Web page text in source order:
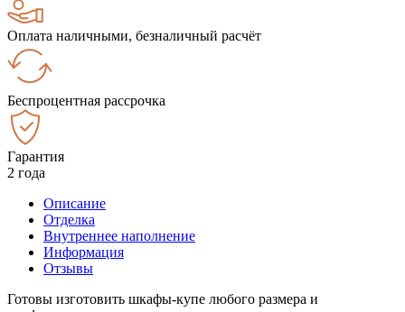
Оплата наличными, безналичный расчёт
Беспроцентная рассрочка
Гарантия
2 года
Описание
Отделка
Внутреннее наполнение
Информация
Отзывы
Готовы изготовить шкафы-купе любого размера и